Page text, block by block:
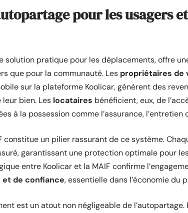
pour les usagers
solution pratique pour les déplacements, offre
que pour la communauté. Les propriétaires de
sur la plateforme Koolicar, génèrent des
bien. Les locataires bénéficient, eux, de
à la possession comme l’assurance, l’entretien
constitue un pilier rassurant de ce système.
garantissant une protection optimale pour
entre Koolicar et la MAIF confirme
de confiance, essentielle dans l’économie du
est un atout non négligeable de